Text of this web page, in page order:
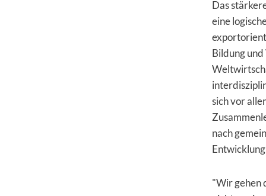
Das
eine
Bildung
sich vor
nach
"Wir gehen